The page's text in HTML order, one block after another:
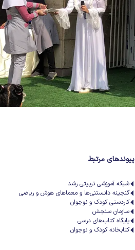
پیوندهای مرتبط
شبکه آموزشی تربیتی رشد
گنجینه دانستنی‌ها و معماهای هوش و ریاضی
کاردستی کودک و نوجوان
سازمان سنجش
پایگاه کتاب‌های درسی
کتابخانه کودک و نوجوان